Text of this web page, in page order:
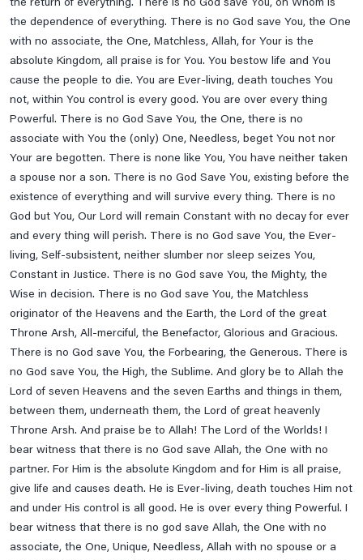
the return of everything. There is no God save You, on Whom is
the dependence of everything. There is no God save You, the One
with no associate, the One, Matchless, Allah, for Your is the
absolute Kingdom, all praise is for You. You bestow life and You
cause the people to die. You are Ever-living, death touches You
not, within You control is every good. You are over every thing
Powerful. There is no God Save You, the One, there is no
associate with You the (only) One, Needless, beget You not nor
Your are begotten. There is none like You, You have neither taken
a spouse nor a son. There is no God Save You, existing before the
existence of everything and will survive every thing. There is no
God but You, Our Lord will remain Constant with no decay for ever
and every thing will perish. There is no God save You, the Ever-
living, Self-subsistent, neither slumber nor sleep seizes You,
Constant in Justice. There is no God save You, the Mighty, the
Wise in decision. There is no God save You, the Matchless
originator of the Heavens and the Earth, the Lord of the great
Throne Arsh, All-merciful, the Benefactor, Glorious and Gracious.
There is no God save You, the Forbearing, the Generous. There is
no God save You, the High, the Sublime. And glory be to Allah the
Lord of seven Heavens and the seven Earths and things in them,
between them, underneath them, the Lord of great heavenly
Throne Arsh. And praise be to Allah! The Lord of the Worlds! I
bear witness that there is no God save Allah, the One with no
partner. For Him is the absolute Kingdom and for Him is all praise,
give life and causes death. He is Ever-living, death touches Him not
and under His control is all good. He is over every thing Powerful. I
bear witness that there is no god save Allah, the One with no
associate, the One, Unique, Needless, Allah with no spouse or a